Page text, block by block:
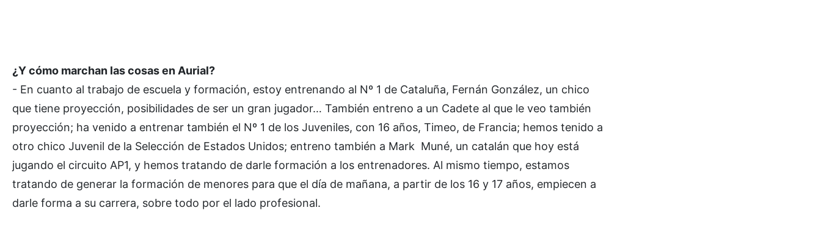
¿Y cómo marchan las cosas en Aurial?
- En cuanto al trabajo de escuela y formación, estoy entrenando al Nº 1 de Cataluña, Fernán González, un chico
que tiene proyección, posibilidades de ser un gran jugador… También entreno a un Cadete al que le veo también
proyección; ha venido a entrenar también el Nº 1 de los Juveniles, con 16 años, Timeo, de Francia; hemos tenido a
otro chico Juvenil de la Selección de Estados Unidos; entreno también a Mark Muné, un catalán que hoy está
jugando el circuito AP1, y hemos tratando de darle formación a los entrenadores. Al mismo tiempo, estamos
tratando de generar la formación de menores para que el día de mañana, a partir de los 16 y 17 años, empiecen a
darle forma a su carrera, sobre todo por el lado profesional.